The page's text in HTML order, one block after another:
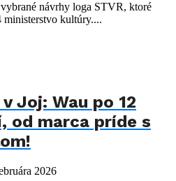
návrhy loga STVR, ktoré
ministerstvo kultúry....
Joj: Wau po 12
od marca príde s
2026